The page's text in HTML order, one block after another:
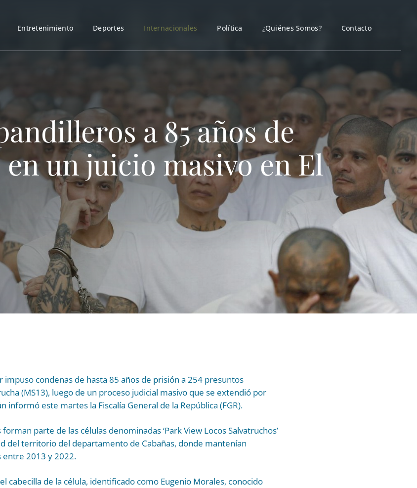
Entretenimiento Deportes Internacionales Política ¿Quiénes Somos? Contacto
a 85 años de
un juicio masivo en El
impuso condenas de hasta 85 años de prisión a 254 presuntos
(MS13), luego de un proceso judicial masivo que se extendió por
informó este martes la Fiscalía General de la República (FGR).
parte de las células denominadas ‘Park View Locos Salvatruchos’
del territorio del departamento de Cabañas, donde mantenían
entre 2013 y 2022.
cabecilla de la célula, identificado como Eugenio Morales, conocido